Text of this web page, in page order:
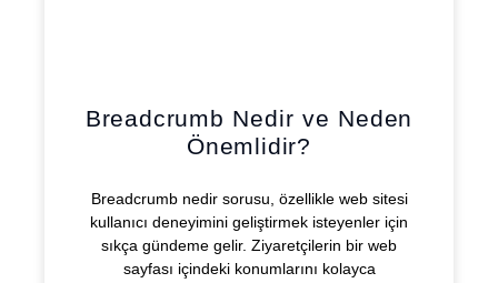
Breadcrumb Nedir ve Neden
Önemlidir?
Breadcrumb nedir sorusu, özellikle web sitesi
kullanıcı deneyimini geliştirmek isteyenler için
sıkça gündeme gelir. Ziyaretçilerin bir web
sayfası içindeki konumlarını kolayca